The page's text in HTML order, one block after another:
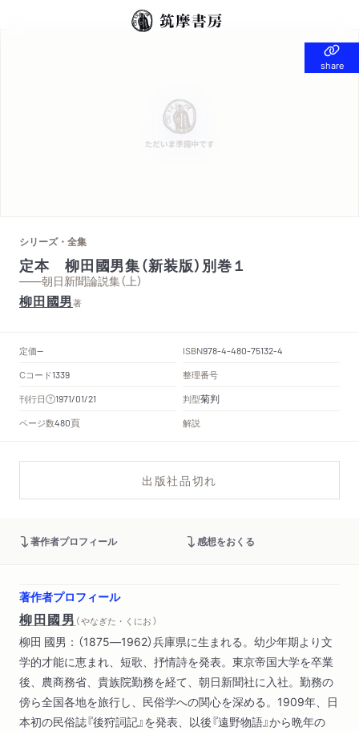
share
share
シリーズ・全集
定本 柳田國男集（新装版）別巻１
——朝日新聞論説集（上）
柳田國男著
定価-- ISBN978-4-480-75132-4
Cコード1339
整理番号
刊行日
1971/01/21 判型菊判
ページ数480頁 解説
出版社品切れ
著作者プロフィール 感想をおくる
著作者プロフィール
柳田國男 （ やなぎた・くにお ）
柳田 國男：（1875―1962）兵庫県に生まれる。幼少年期より文
学的才能に恵まれ、短歌、抒情詩を発表。東京帝国大学を卒業
後、農商務省、貴族院勤務を経て、朝日新聞社に入社。勤務の
傍ら全国各地を旅行し、民俗学への関心を深める。1909年、日
本初の民俗誌『後狩詞記』を発表、以後『遠野物語』から晩年の